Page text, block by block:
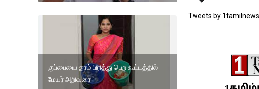
குப்பையை தரம் பிரித்து பெற கூட்டத்தில்
மேயர் அறிவுரை
Tweets by 1tamilnews